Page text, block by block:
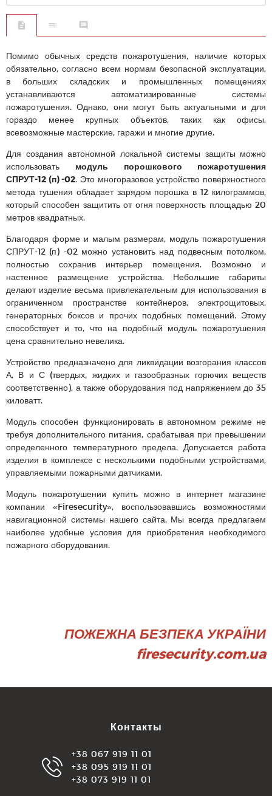
Помимо обычных средств пожаротушения, наличие которых
обязательно, согласно всем нормам безопасной эксплуатации,
в больших складских и промышленных помещениях
устанавливаются автоматизированные системы
пожаротушения. Однако, они могут быть актуальными и для
гораздо менее крупных объектов, таких как офисы,
всевозможные мастерские, гаражи и многие другие.
Для создания автономной локальной системы защиты можно
использовать модуль порошкового пожаротушения
СПРУТ-12 (п) -02. Это многоразовое устройство поверхностного
метода тушения обладает зарядом порошка в 12 килограммов,
который способен защитить от огня поверхность площадью 20
метров квадратных.
Благодаря форме и малым размерам, модуль пожаротушения
СПРУТ-12 (п) -02 можно установить над подвесным потолком,
полностью сохранив интерьер помещения. Возможно и
настенное размещение устройства. Небольшие габариты
делают изделие весьма привлекательным для использования в
ограниченном пространстве контейнеров, электрощитовых,
генераторных боксов и прочих подобных помещений. Этому
способствует и то, что на подобный модуль пожаротушения
цена сравнительно невелика.
Устройство предназначено для ликвидации возгорания классов
А, В и С (твердых, жидких и газообразных горючих веществ
соответственно), а также оборудования под напряжением до 35
киловатт.
Модуль способен функционировать в автономном режиме не
требуя дополнительного питания, срабатывая при превышении
определенного температурного предела. Допускается работа
изделия в комплексе с несколькими подобными устройствами,
управляемыми пожарными датчиками.
Модуль пожаротушении купить можно в интернет магазине
компании «Firesecurity», воспользовавшись возможностями
навигационной системы нашего сайта. Мы всегда предлагаем
наиболее удобные условия для приобретения необходимого
пожарного оборудования.
ПОЖЕЖНА БЕЗПЕКА УКРАЇНИ
firesecurity.com.ua
Контакты
+38 067 919 11 01
+38 095 919 11 01
+38 073 919 11 01